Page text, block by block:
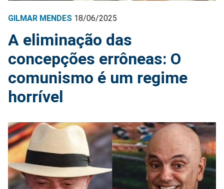
GILMAR MENDES 18/06/2025
A eliminação das
concepções errôneas: O
comunismo é um regime
horrível